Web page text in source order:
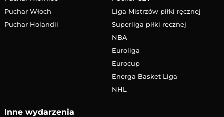
Puchar Włoch
Puchar Holandii
Liga Mistrzów piłki ręcznej
Superliga piłki ręcznej
NBA
Euroliga
Eurocup
Energa Basket Liga
NHL
Inne wydarzenia